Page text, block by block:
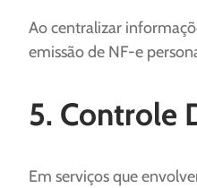
Ao centralizar
emissão de NF-e
5. Controle
Em serviços que